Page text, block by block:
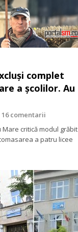
complet
a şcolilor. Au
16 comentarii
critică modul grăbit
a patru licee